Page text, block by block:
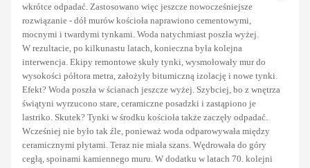
wkrótce odpadać. Zastosowano więc jeszcze nowocześniejsze
rozwiązanie - dół murów kościoła naprawiono cementowymi,
mocnymi i twardymi tynkami. Woda natychmiast poszła wyżej.
W rezultacie, po kilkunastu latach, konieczna była kolejna
interwencja. Ekipy remontowe skuły tynki, wysmołowały mur do
wysokości półtora metra, założyły bitumiczną izolację i nowe tynki.
Efekt? Woda poszła w ścianach jeszcze wyżej. Szybciej, bo z wnętrza
świątyni wyrzucono stare, ceramiczne posadzki i zastąpiono je
lastriko. Skutek? Tynki w środku kościoła także zaczęły odpadać.
Wcześniej nie było tak źle, ponieważ woda odparowywała między
ceramicznymi płytami. Teraz nie miała szans. Wędrowała do góry
cegłą, spoinami kamiennego muru. W dodatku w latach 70. kolejni